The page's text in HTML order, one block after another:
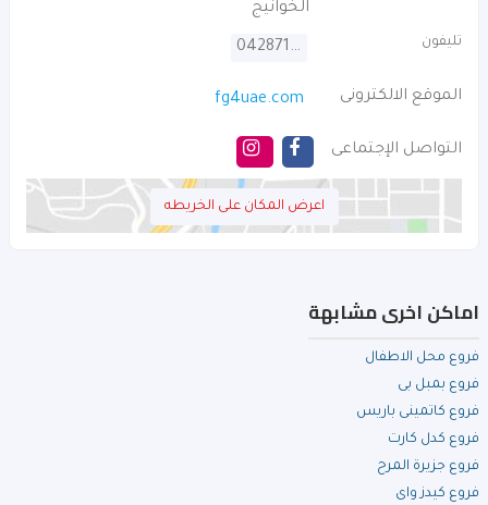
الخوانيج
تليفون 042871600
الموقع الالكترونى fg4uae.com
التواصل الإجتماعى
اعرض المكان على الخريطه
اماكن اخرى مشابهة
فروع محل الاطفال
فروع بمبل بى
فروع كاتمينى باريس
فروع كدل كارت
فروع جزيرة المرح
فروع كيدز واى